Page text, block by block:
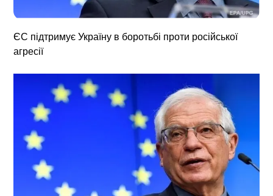
ЄС підтримує Україну в боротьбі проти російської
агресії